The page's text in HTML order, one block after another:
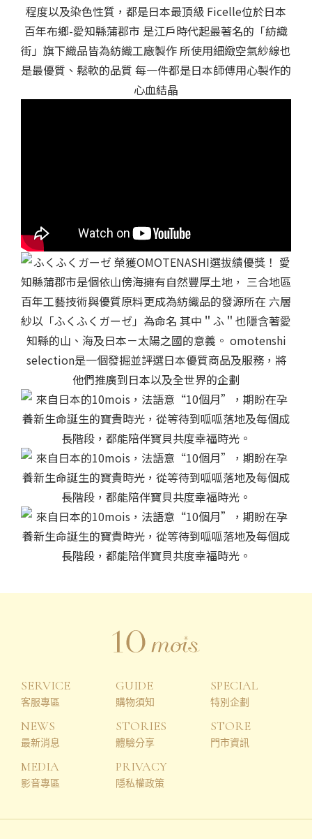
SERVICE
客服專區
GUIDE
購物須知
SPECIAL
特別企劃
NEWS
最新消息
STORIES
體驗分享
STORE
門市資訊
MEDIA
影音專區
PRIVACY
隱私權政策